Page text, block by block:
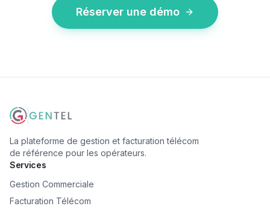
Réserver une démo
La plateforme de gestion et facturation télécom
de référence pour les opérateurs.
Services
Gestion Commerciale
Facturation Télécom